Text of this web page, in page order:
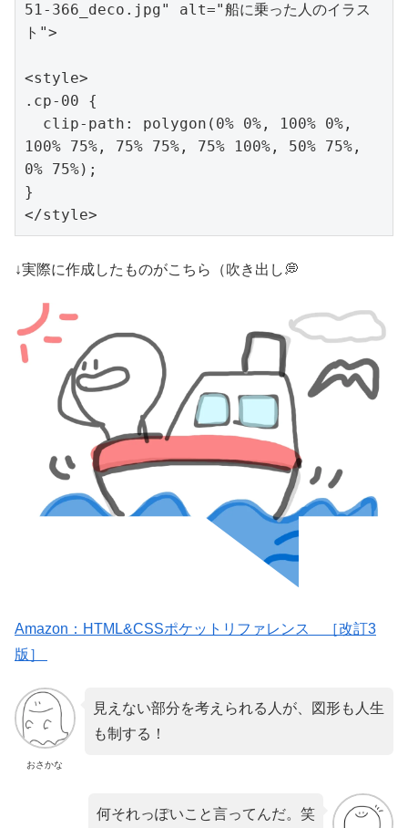
51-366_deco.jpg" alt="船に乗った人のイラス
ト">
<style>
.cp-00 {
100% 75%, 75% 75%, 75% 100%, 50% 75%,
0% 75%);
}
</style>
↓実際に作成したものがこちら（吹き出し💭
Amazon：HTML&CSSポケットリファレンス ［改訂3
版］
おさかな
見えない部分を考えられる人が、図形も人生
も制する！
何それっぽいこと言ってんだ。笑